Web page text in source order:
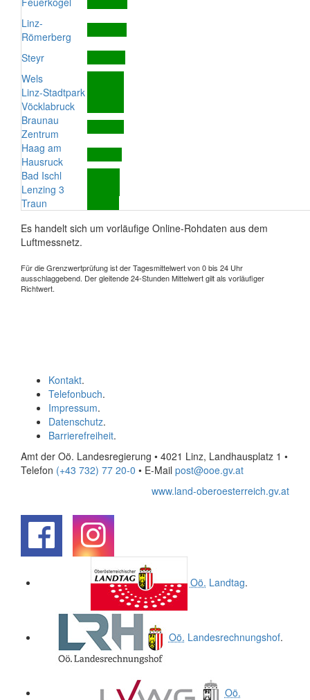
Linz-
Römerberg
Steyr
Wels
Linz-Stadtpark
Vöcklabruck
Braunau
Zentrum
Haag am
Hausruck
Bad Ischl
Lenzing 3
Traun
Es handelt sich um vorläufige Online-Rohdaten aus dem
Luftmessnetz.
Für die Grenzwertprüfung ist der Tagesmittelwert von 0 bis 24 Uhr
ausschlaggebend. Der gleitende 24-Stunden Mittelwert gilt als vorläufiger
Richtwert.
Kontakt.
Telefonbuch.
Impressum.
Datenschutz.
Barrierefreiheit.
Amt der Oö. Landesregierung • 4021 Linz, Landhausplatz 1 •
Telefon (+43 732) 77 20-0 • E-Mail post@ooe.gv.at
www.land-oberoesterreich.gv.at
Oö. Landtag.
Oö. Landesrechnungshof.
Oö.